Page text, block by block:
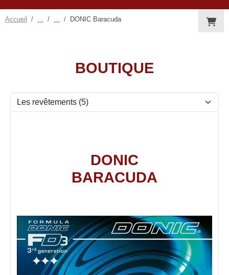
Accueil DONIC Baracuda
BOUTIQUE
DONIC
BARACUDA